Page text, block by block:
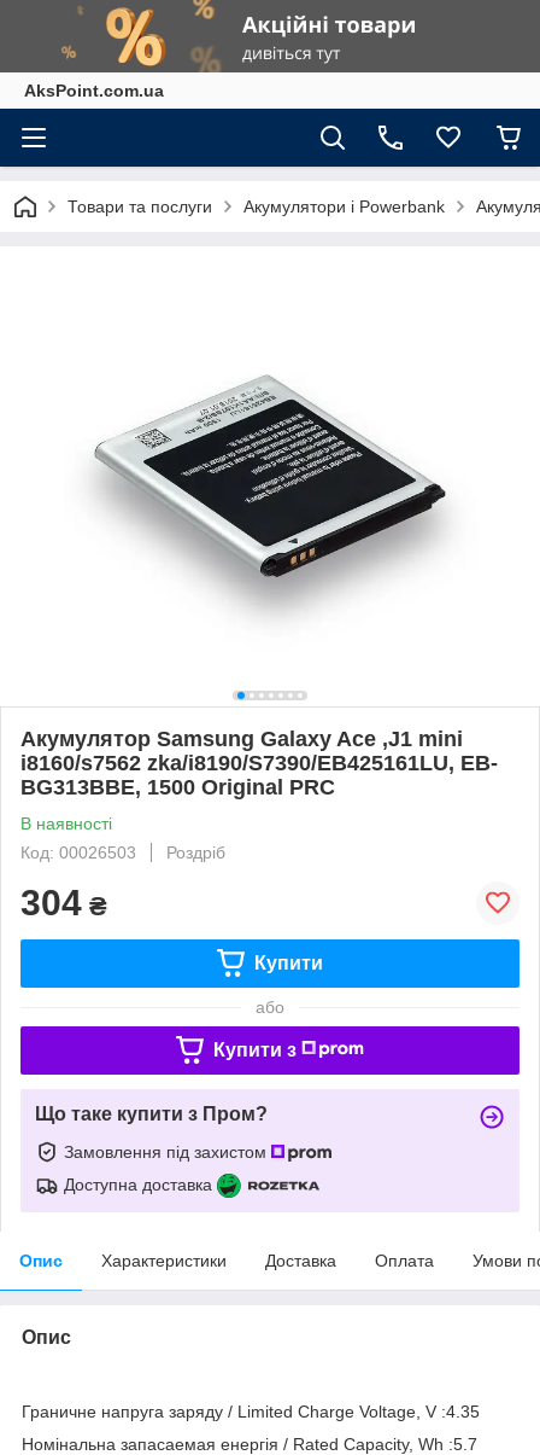
AksPoint.com.ua
Товари та послуги Акумулятори і Powerbank
Акумулятор Samsung Galaxy Ace ,J1 mini
i8160/s7562 zka/i8190/S7390/EB425161LU, EB-
BG313BBE, 1500 Original PRC
В наявності
Код: 00026503
Роздріб
304 ₴
Купити
або
Купити з
Що таке купити з Пром?
Замовлення під захистом
Доступна доставка
Опис Характеристики Доставка Оплата Умови
Опис
Граничне напруга заряду / Limited Charge Voltage, V :4.35
Номінальна запасаемая енергія / Rated Capacity, Wh :5.7